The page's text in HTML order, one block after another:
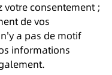
consentement ;
de vos
a pas de motif
informations